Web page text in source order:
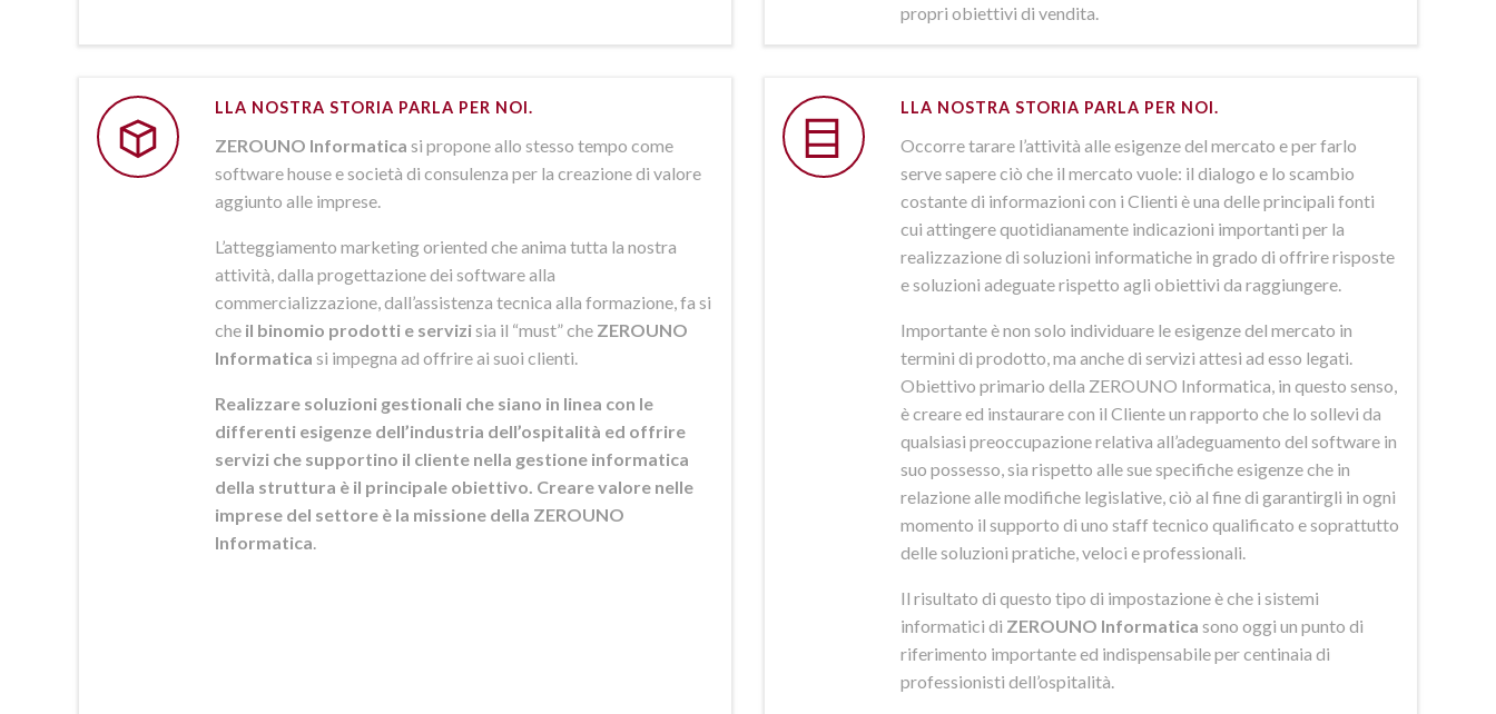
propri obiettivi di vendita.
LLA NOSTRA STORIA PARLA PER NOI.
ZEROUNO Informatica si propone allo stesso tempo come
software house e società di consulenza per la creazione di valore
aggiunto alle imprese.
L’atteggiamento marketing oriented che anima tutta la nostra
attività, dalla progettazione dei software alla
commercializzazione, dall’assistenza tecnica alla formazione, fa si
che il binomio prodotti e servizisia il “must” che ZEROUNO
Informatica si impegna ad offrire ai suoi clienti.
Realizzare soluzioni gestionali che siano in linea con le
differenti esigenze dell’industria dell’ospitalità ed offrire
servizi che supportino il cliente nella gestione informatica
della struttura è il principale obiettivo. Creare valore nelle
imprese del settore è la missione della ZEROUNO
Informatica
LLA NOSTRA STORIA PARLA PER NOI.
Occorre tarare l’attività alle esigenze del mercato e per farlo
serve sapere ciò che il mercato vuole: il dialogo e lo scambio
costante di informazioni con i Clienti è una delle principali fonti
cui attingere quotidianamente indicazioni importanti per la
realizzazione di soluzioni informatiche in grado di offrire risposte
e soluzioni adeguate rispetto agli obiettivi da raggiungere.
Importante è non solo individuare le esigenze del mercato in
termini di prodotto, ma anche di servizi attesi ad esso legati.
Obiettivo primario della ZEROUNO Informatica, in questo senso,
è creare ed instaurare con il Cliente un rapporto che lo sollevi da
qualsiasi preoccupazione relativa all’adeguamento del software in
suo possesso, sia rispetto alle sue specifiche esigenze che in
relazione alle modifiche legislative, ciò al fine di garantirgli in ogni
momento il supporto di uno staff tecnico qualificato e soprattutto
delle soluzioni pratiche, veloci e professionali.
Il risultato di questo tipo di impostazione è che i sistemi
informatici di ZEROUNO Informatica sono oggi un punto di
riferimento importante ed indispensabile per centinaia di
professionisti dell’ospitalità.